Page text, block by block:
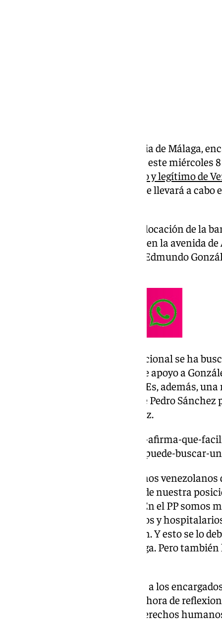
El Partido Popular de la provincia de Málaga,
Patricia Navarro, ha reconocido este miércoles
Urrrutia como presidente electo y legítimo de
incierta toma de posesión que se llevará a
El acto ha comenzado con la colocación de la
de la sede provincial de Málaga, en la avenida
ha vuelto a mostrar su apoyo a Edmundo
De hecho, desde la dirección nacional se ha
formación realice estos actos de apoyo a
elecciones de manera legítima. Es, además,
política exterior del Gobierno de Pedro
manifiesta a Edmundo González.
https://www.101tv.es/zapatero-afirma-que-
edmundo-gonzalez-y-cree-que-puede-buscar-
«Estamos con nuestros hermanos
nos hemos movido ni un ápice de nuestra
que también son los nuestros. En el PP somos
caracterizamos por ser solidarios y
todos los ciudadanos que vienen. Y esto se lo
venezolanos que viven en Málaga. Pero
Navarro, además, ha reclamado a los
España que «no sean tibios a la hora de
reivindicando la libertad y los derechos